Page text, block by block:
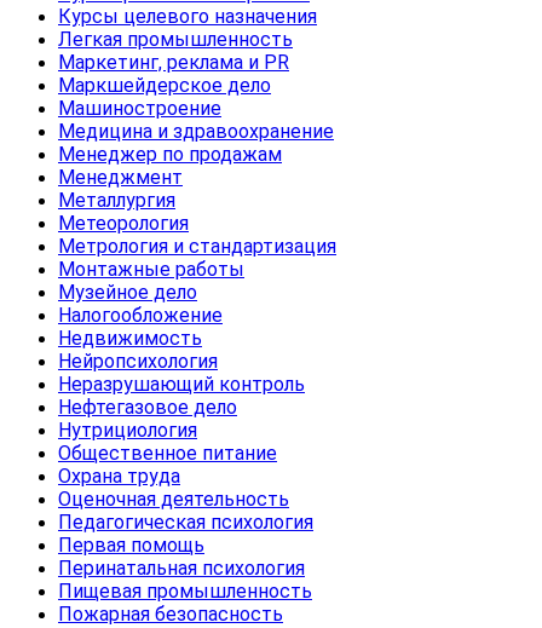
Курсы целевого назначения
Легкая промышленность
Маркетинг, реклама и PR
Маркшейдерское дело
Машиностроение
Медицина и здравоохранение
Менеджер по продажам
Менеджмент
Металлургия
Метеорология
Метрология и стандартизация
Монтажные работы
Музейное дело
Налогообложение
Недвижимость
Нейропсихология
Неразрушающий контроль
Нефтегазовое дело
Нутрициология
Общественное питание
Охрана труда
Оценочная деятельность
Педагогическая психология
Первая помощь
Перинатальная психология
Пищевая промышленность
Пожарная безопасность